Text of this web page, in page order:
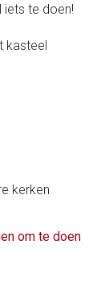
iets te doen!
kerken
om te doen